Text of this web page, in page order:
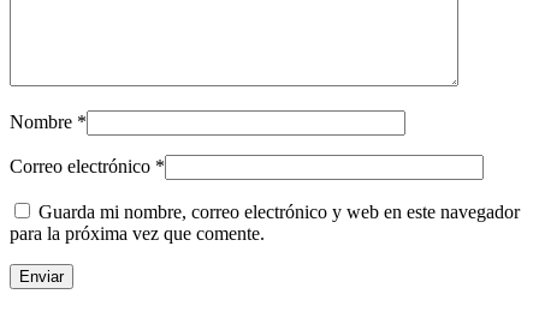
Nombre *
Correo electrónico *
Guarda mi nombre, correo electrónico y web en este navegador
para la próxima vez que comente.